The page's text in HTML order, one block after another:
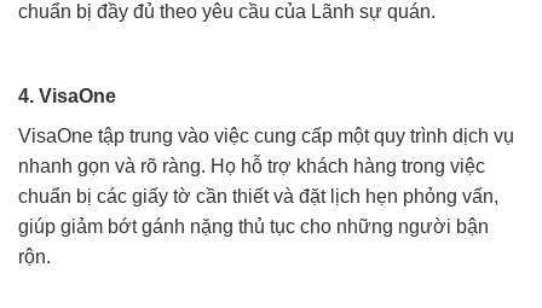
chuẩn bị đầy đủ theo yêu cầu của Lãnh sự quán.
4. VisaOne
VisaOne tập trung vào việc cung cấp một quy trình dịch vụ
nhanh gọn và rõ ràng. Họ hỗ trợ khách hàng trong việc
chuẩn bị các giấy tờ cần thiết và đặt lịch hẹn phỏng vấn,
giúp giảm bớt gánh nặng thủ tục cho những người bận
rộn.